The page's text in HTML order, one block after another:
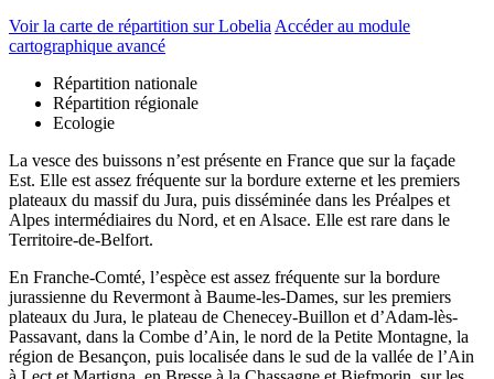
Voir la carte de répartition sur Lobelia Accéder au module
cartographique avancé
Répartition nationale
Répartition régionale
Ecologie
La vesce des buissons n’est présente en France que sur la façade
Est. Elle est assez fréquente sur la bordure externe et les premiers
plateaux du massif du Jura, puis disséminée dans les Préalpes et
Alpes intermédiaires du Nord, et en Alsace. Elle est rare dans le
Territoire-de-Belfort.
En Franche-Comté, l’espèce est assez fréquente sur la bordure
jurassienne du Revermont à Baume-les-Dames, sur les premiers
plateaux du Jura, le plateau de Chenecey-Buillon et d’Adam-lès-
Passavant, dans la Combe d’Ain, le nord de la Petite Montagne, la
région de Besançon, puis localisée dans le sud de la vallée de l’Ain